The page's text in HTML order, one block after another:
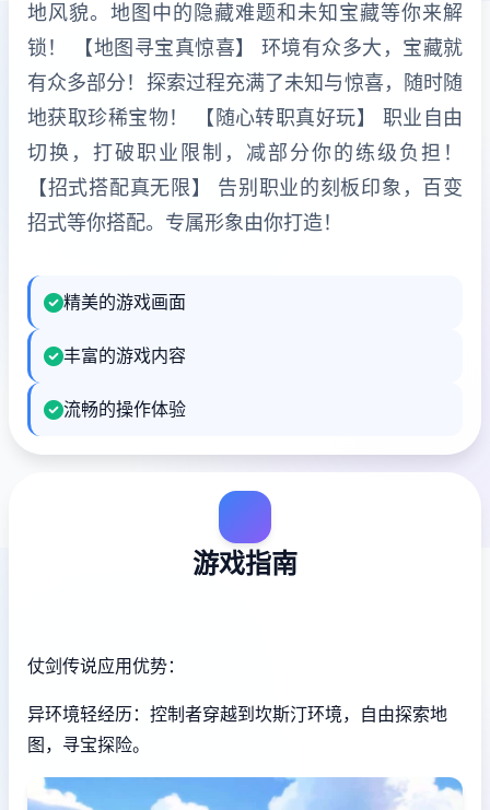
地风貌。地图中的隐藏难题和未知宝藏等你来解
锁！ 【地图寻宝真惊喜】 环境有众多大，宝藏就
有众多部分！探索过程充满了未知与惊喜，随时随
地获取珍稀宝物！ 【随心转职真好玩】 职业自由
切换，打破职业限制，减部分你的练级负担！
【招式搭配真无限】 告别职业的刻板印象，百变
招式等你搭配。专属形象由你打造！
精美的游戏画面
丰富的游戏内容
流畅的操作体验
游戏指南
仗剑传说应用优势：
异环境轻经历：控制者穿越到坎斯汀环境，自由探索地
图，寻宝探险。